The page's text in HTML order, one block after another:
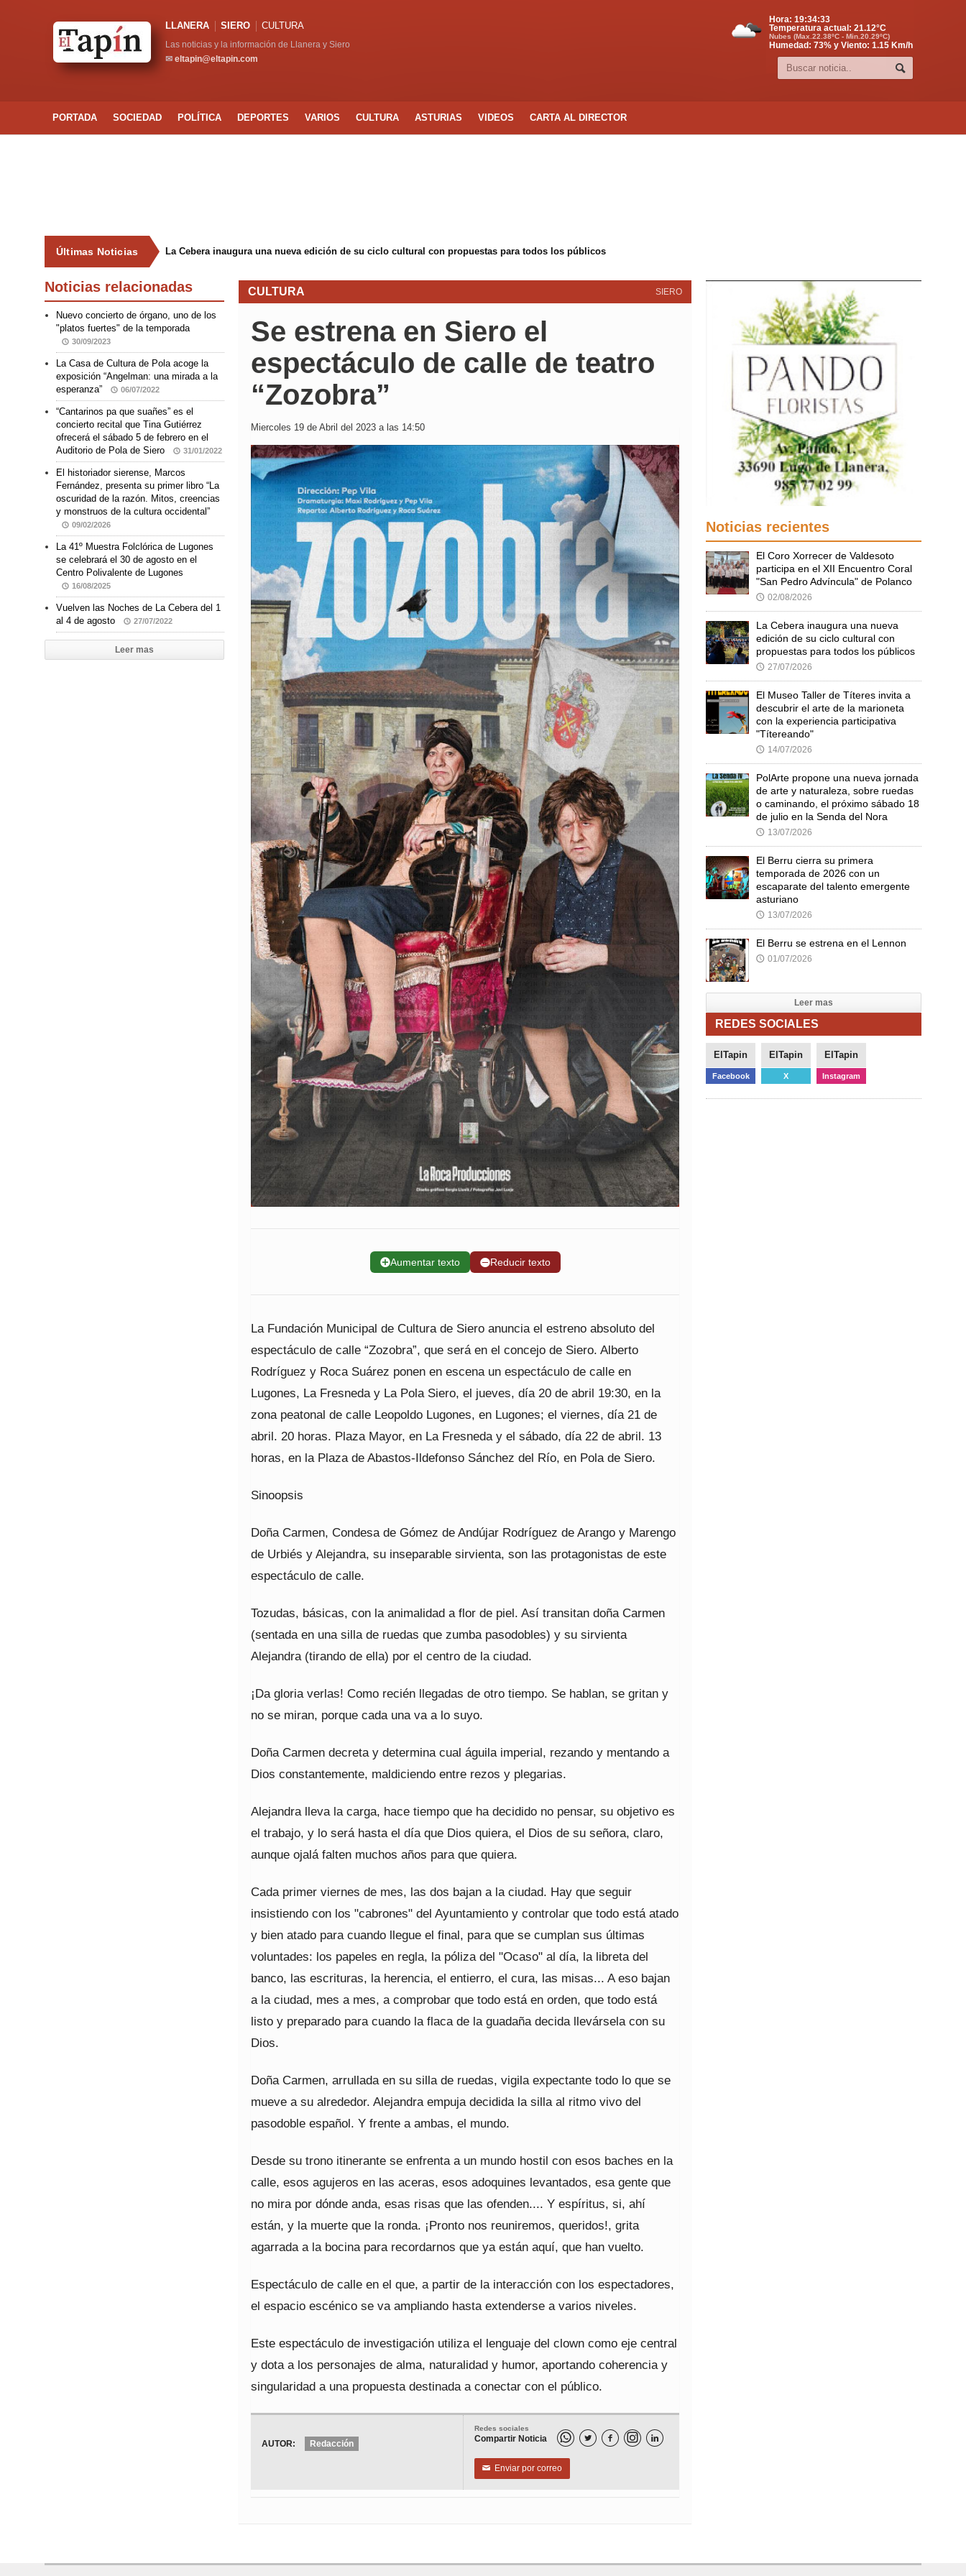
LLANERA SIERO CULTURA
Las noticias y la información de Llanera y Siero
✉ eltapin@eltapin.com
Hora: 19:34:34
Temperatura actual: 21.12°C
Nubes (Max.22.38ºC - Min.20.29ºC)
Humedad: 73% y Viento: 1.15 Km/h
PORTADA SOCIEDAD POLÍTICA DEPORTES VARIOS CULTURA ASTURIAS VIDEOS CARTA AL DIRECTOR
Últimas Noticias La Cebera inaugura una nueva edición de su ciclo cultural con propuestas para todos los públicos
SIERO
CULTURA
Se estrena en Siero el
espectáculo de calle de teatro
“Zozobra”
Miercoles 19 de Abril del 2023 a las 14:50
➕Aumentar texto ➖Reducir texto
La Fundación Municipal de Cultura de Siero anuncia el estreno absoluto del
espectáculo de calle “Zozobra”, que será en el concejo de Siero. Alberto
Rodríguez y Roca Suárez ponen en escena un espectáculo de calle en
Lugones, La Fresneda y La Pola Siero, el jueves, día 20 de abril 19:30, en la
zona peatonal de calle Leopoldo Lugones, en Lugones; el viernes, día 21 de
abril. 20 horas. Plaza Mayor, en La Fresneda y el sábado, día 22 de abril. 13
horas, en la Plaza de Abastos-Ildefonso Sánchez del Río, en Pola de Siero.
Sinoopsis
Doña Carmen, Condesa de Gómez de Andújar Rodríguez de Arango y Marengo
de Urbiés y Alejandra, su inseparable sirvienta, son las protagonistas de este
espectáculo de calle.
Tozudas, básicas, con la animalidad a flor de piel. Así transitan doña Carmen
(sentada en una silla de ruedas que zumba pasodobles) y su sirvienta
Alejandra (tirando de ella) por el centro de la ciudad.
¡Da gloria verlas! Como recién llegadas de otro tiempo. Se hablan, se gritan y
no se miran, porque cada una va a lo suyo.
Doña Carmen decreta y determina cual águila imperial, rezando y mentando a
Dios constantemente, maldiciendo entre rezos y plegarias.
Alejandra lleva la carga, hace tiempo que ha decidido no pensar, su objetivo es
el trabajo, y lo será hasta el día que Dios quiera, el Dios de su señora, claro,
aunque ojalá falten muchos años para que quiera.
Cada primer viernes de mes, las dos bajan a la ciudad. Hay que seguir
insistiendo con los "cabrones" del Ayuntamiento y controlar que todo está atado
y bien atado para cuando llegue el final, para que se cumplan sus últimas
voluntades: los papeles en regla, la póliza del "Ocaso" al día, la libreta del
banco, las escrituras, la herencia, el entierro, el cura, las misas... A eso bajan
a la ciudad, mes a mes, a comprobar que todo está en orden, que todo está
listo y preparado para cuando la flaca de la guadaña decida llevársela con su
Dios.
Doña Carmen, arrullada en su silla de ruedas, vigila expectante todo lo que se
mueve a su alrededor. Alejandra empuja decidida la silla al ritmo vivo del
pasodoble español. Y frente a ambas, el mundo.
Desde su trono itinerante se enfrenta a un mundo hostil con esos baches en la
calle, esos agujeros en las aceras, esos adoquines levantados, esa gente que
no mira por dónde anda, esas risas que las ofenden.... Y espíritus, si, ahí
están, y la muerte que la ronda. ¡Pronto nos reuniremos, queridos!, grita
agarrada a la bocina para recordarnos que ya están aquí, que han vuelto.
Espectáculo de calle en el que, a partir de la interacción con los espectadores,
el espacio escénico se va ampliando hasta extenderse a varios niveles.
Este espectáculo de investigación utiliza el lenguaje del clown como eje central
y dota a los personajes de alma, naturalidad y humor, aportando coherencia y
singularidad a una propuesta destinada a conectar con el público.
Redes sociales
Compartir Noticia   
✉ Enviar por correo
AUTOR: Redacción
Noticias relacionadas
Nuevo concierto de órgano, uno de los
"platos fuertes" de la temporada
30/09/2023
La Casa de Cultura de Pola acoge la
exposición “Angelman: una mirada a la
esperanza”
06/07/2022
“Cantarinos pa que suañes” es el
concierto recital que Tina Gutiérrez
ofrecerá el sábado 5 de febrero en el
Auditorio de Pola de Siero
31/01/2022
El historiador sierense, Marcos
Fernández, presenta su primer libro “La
oscuridad de la razón. Mitos, creencias
y monstruos de la cultura occidental”
09/02/2026
La 41º Muestra Folclórica de Lugones
se celebrará el 30 de agosto en el
Centro Polivalente de Lugones
16/08/2025
Vuelven las Noches de La Cebera del 1
al 4 de agosto
27/07/2022
Leer mas
Noticias recientes
El Coro Xorrecer de Valdesoto
participa en el XII Encuentro Coral
"San Pedro Advíncula" de Polanco
🕔 02/08/2026
La Cebera inaugura una nueva
edición de su ciclo cultural con
propuestas para todos los públicos
🕔 27/07/2026
El Museo Taller de Títeres invita a
descubrir el arte de la marioneta
con la experiencia participativa
"Títereando"
🕔 14/07/2026
PolArte propone una nueva jornada
de arte y naturaleza, sobre ruedas
o caminando, el próximo sábado 18
de julio en la Senda del Nora
🕔 13/07/2026
El Berru cierra su primera
temporada de 2026 con un
escaparate del talento emergente
asturiano
🕔 13/07/2026
El Berru se estrena en el Lennon
🕔 01/07/2026
Leer mas
REDES SOCIALES
ElTapin
Facebook
ElTapin
X
ElTapin
Instagram